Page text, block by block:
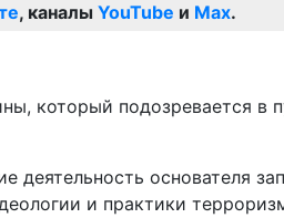
, каналы YouTube и Max.
который подозревается в
деятельность основателя
и практики